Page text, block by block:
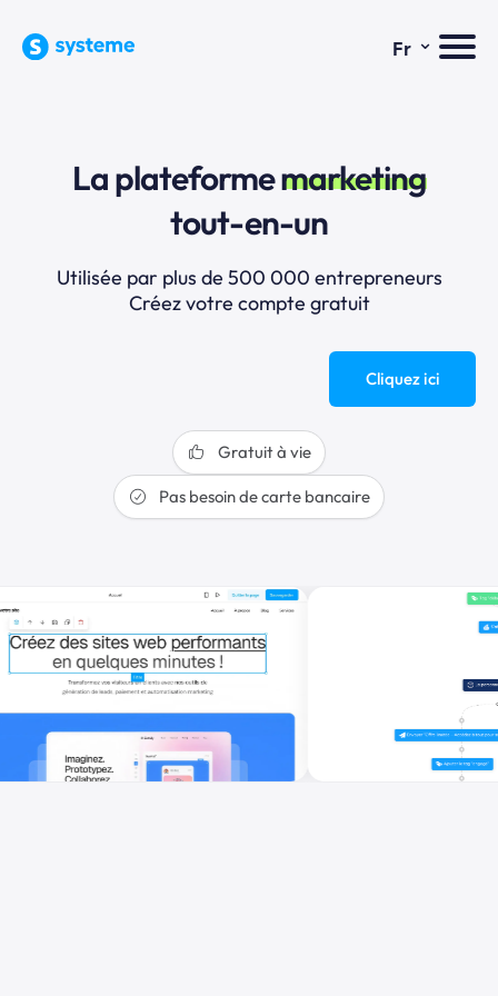
Fr ⌄
La plateformemarketing
tout-en-un
Utilisée par plus de 500 000 entrepreneurs
Créez votre compte gratuit
Cliquez ici
Gratuit à vie
Pas besoin de carte bancaire